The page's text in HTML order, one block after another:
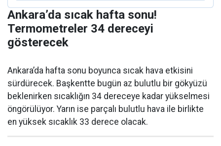
Ankara’da sıcak hafta sonu!
Termometreler 34 dereceyi
gösterecek
Ankara’da hafta sonu boyunca sıcak hava etkisini
sürdürecek. Başkentte bugün az bulutlu bir gökyüzü
beklenirken sıcaklığın 34 dereceye kadar yükselmesi
öngörülüyor. Yarın ise parçalı bulutlu hava ile birlikte
en yüksek sıcaklık 33 derece olacak.